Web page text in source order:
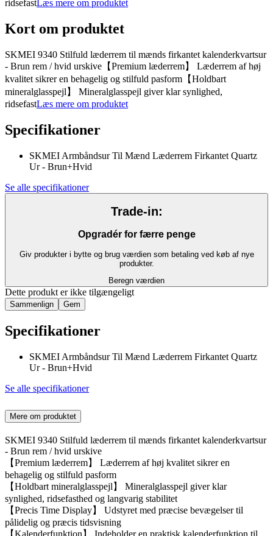
ridsefast Læs mere om produktet
Kort om produktet
SKMEI 9340 Stilfuld læderrem til mænds firkantet kalenderkvartsur
- Brun rem / hvid urskive【Premium læderrem】 Læderrem af høj
kvalitet sikrer en behagelig og stilfuld pasform【Holdbart
mineralglasspejl】 Mineralglasspejl giver klar synlighed,
ridsefastLæs mere om produktet
Specifikationer
SKMEI Armbåndsur Til Mænd Læderrem Firkantet Quartz
Ur - Brun+Hvid
Se alle specifikationer
Trade-in:
Opgradér for færre penge
Giv produkter i bytte og brug værdien som betaling ved køb af nye
produkter.
Beregn værdien
Dette produkt er ikke tilgængeligt
Sammenlign Gem
Specifikationer
SKMEI Armbåndsur Til Mænd Læderrem Firkantet Quartz
Ur - Brun+Hvid
Se alle specifikationer
Mere om produktet
SKMEI 9340 Stilfuld læderrem til mænds firkantet kalenderkvartsur
- Brun rem / hvid urskive
【Premium læderrem】 Læderrem af høj kvalitet sikrer en
behagelig og stilfuld pasform
【Holdbart mineralglasspejl】 Mineralglasspejl giver klar
synlighed, ridsefasthed og langvarig stabilitet
【Precis Time Display】 Udstyret med præcise bevægelser til
pålidelig og præcis tidsvisning
【Kalenderfunktion】 Indeholder en praktisk kalenderfunktion til